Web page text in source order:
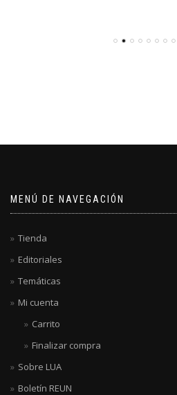
MENÚ DE NAVEGACIÓN
Tienda
Editoriales
Temáticas
Mi cuenta
Carrito
Finalizar compra
Sobre LUA
Boletín REUN